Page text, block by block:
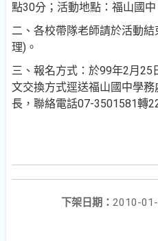
點30分；活動地點：福山國中
二、各校帶隊老師請於活動
理)。
三、報名方式：於99年2月25
文交換方式逕送福山國中學
長，聯絡電話07-3501581轉
下架日期： 2010-